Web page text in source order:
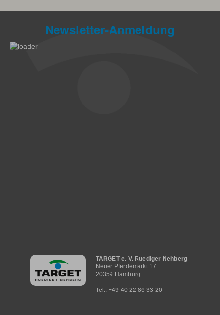
Newsletter-Anmeldung
Hauptnavigation
TARGET e. V. Ruediger Nehberg
Neuer Pferdemarkt 17
20359 Hamburg
Tel.: +49 40 22 86 33 20